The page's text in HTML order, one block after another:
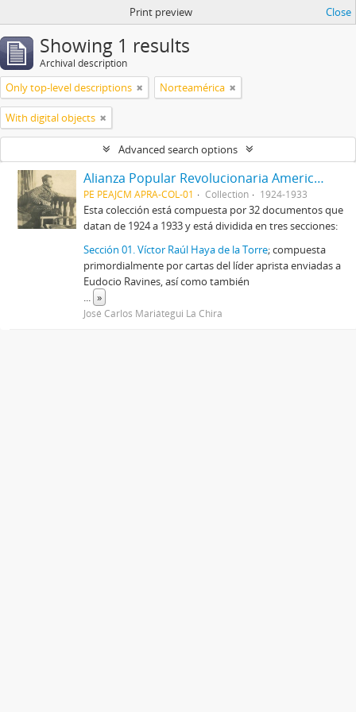
Print preview Close
Showing 1 results
Archival description
Only top-level descriptions Norteamérica
With digital objects
Advanced search options
Alianza Popular Revolucionaria Americana-APRA (Colección)
PE PEAJCM APRA-COL-01 Collection 1924-1933
Esta colección está compuesta por 32 documentos que
datan de 1924 a 1933 y está dividida en tres secciones:
Sección 01. Víctor Raúl Haya de la Torre; compuesta
primordialmente por cartas del líder aprista enviadas a
Eudocio Ravines, así como también
... »
José Carlos Mariátegui La Chira